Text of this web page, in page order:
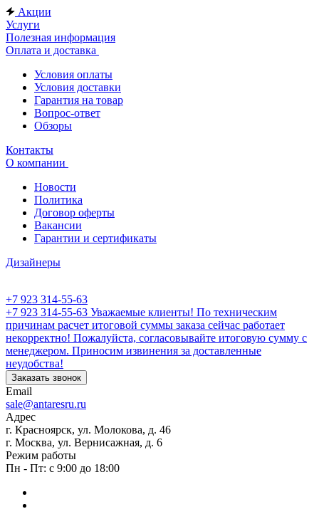
Акции
Услуги
Полезная информация
Оплата и доставка
Условия оплаты
Условия доставки
Гарантия на товар
Вопрос-ответ
Обзоры
Контакты
О компании
Новости
Политика
Договор оферты
Вакансии
Гарантии и сертификаты
Дизайнеры
+7 923 314-55-63
+7 923 314-55-63 Уважаемые клиенты! По техническим
причинам расчет итоговой суммы заказа сейчас работает
некорректно! Пожалуйста, согласовывайте итоговую сумму с
менеджером. Приносим извинения за доставленные
неудобства!
Заказать звонок
Email
sale@antaresru.ru
Адрес
г. Красноярск, ул. Молокова, д. 46
г. Москва, ул. Вернисажная, д. 6
Режим работы
Пн - Пт: с 9:00 до 18:00